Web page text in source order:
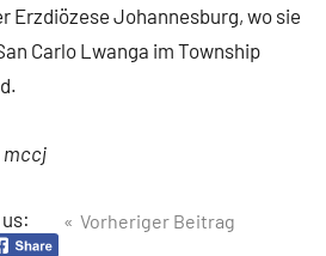
Erzdiözese Johannesburg, wo sie
Carlo Lwanga im Township
mccj
Vorheriger Beitrag